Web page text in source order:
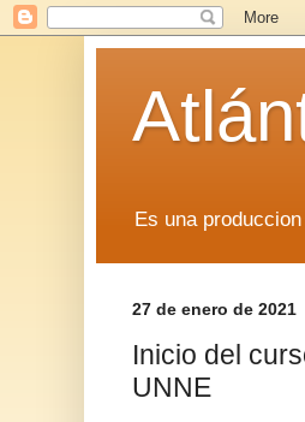
Es una
27 de enero de 2021
Inicio del
UNNE